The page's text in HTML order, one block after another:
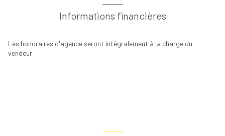
Informations financières
Les honoraires d'agence seront intégralement à la charge du
vendeur